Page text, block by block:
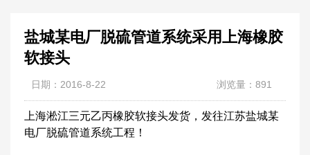
盐城某电厂脱硫管道系统采用上海橡胶
软接头
日期：2016-8-22 浏览量：891
上海淞江三元乙丙橡胶软接头发货，发往江苏盐城某
电厂脱硫管道系统工程！